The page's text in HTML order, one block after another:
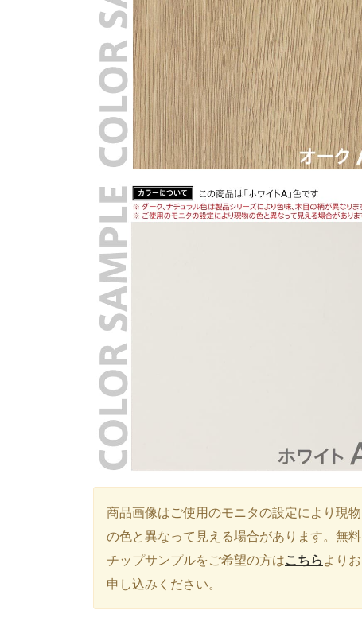
商品画像はご使用のモニタの設定により現物
の色と異なって見える場合があります。無料
チップサンプルをご希望の方はこちらよりお
申し込みください。